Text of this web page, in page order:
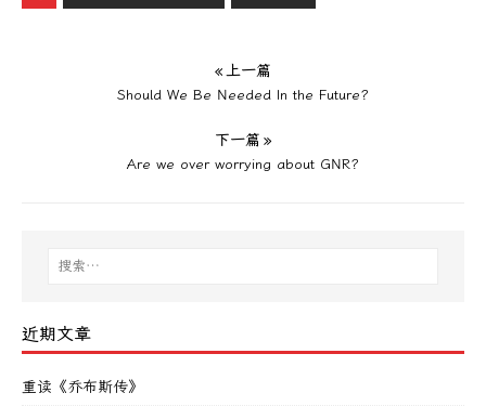
« 上一篇
Should We Be Needed In the Future?
下一篇 »
Are we over worrying about GNR?
近期文章
重读《乔布斯传》